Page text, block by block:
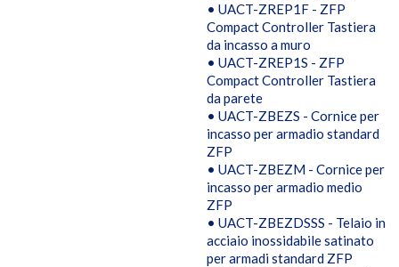
• UACT-ZREP1F - ZFP
Compact Controller Tastiera
da incasso a muro
• UACT-ZREP1S - ZFP
Compact Controller Tastiera
da parete
• UACT-ZBEZS - Cornice per
incasso per armadio standard
ZFP
• UACT-ZBEZM - Cornice per
incasso per armadio medio
ZFP
• UACT-ZBEZDSSS - Telaio in
acciaio inossidabile satinato
per armadi standard ZFP